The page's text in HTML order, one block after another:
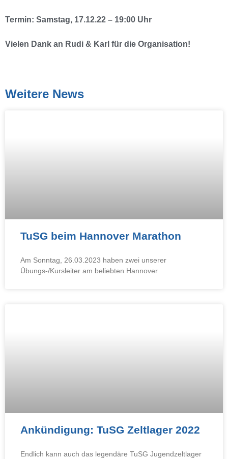
Termin: Samstag, 17.12.22 – 19:00 Uhr
Vielen Dank an Rudi & Karl für die Organisation!
Weitere News
TuSG beim Hannover Marathon
Am Sonntag, 26.03.2023 haben zwei unserer
Übungs-/Kursleiter am beliebten Hannover
Ankündigung: TuSG Zeltlager 2022
Endlich kann auch das legendäre TuSG Jugendzeltlager